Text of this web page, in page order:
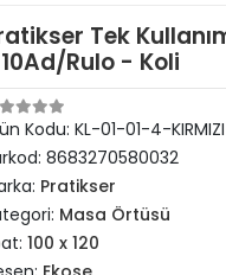
Tek
Rulo - Koli
Kodu: KL-01-01-4-KIRMIZI
8683270580032
Pratikser
Masa Örtüsü
100 x 120